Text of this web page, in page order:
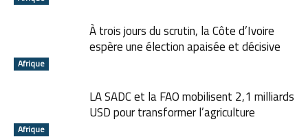
Afrique
À trois jours du scrutin, la Côte d’Ivoire
espère une élection apaisée et décisive
Afrique
LA SADC et la FAO mobilisent 2,1 milliards
USD pour transformer l’agriculture